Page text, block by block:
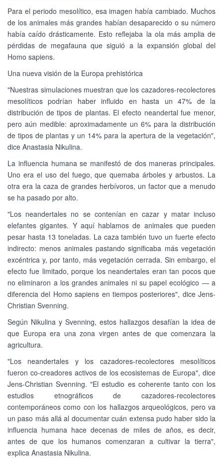
Para el periodo mesolítico, esa imagen había cambiado. Muchos
de los animales más grandes habían desaparecido o su número
había caído drásticamente. Esto reflejaba la ola más amplia de
pérdidas de megafauna que siguió a la expansión global del
Homo sapiens.
Una nueva visión de la Europa prehistórica
"Nuestras simulaciones muestran que los cazadores-recolectores
mesolíticos podrían haber influido en hasta un 47% de la
distribución de tipos de plantas. El efecto neandertal fue menor,
pero aún medible: aproximadamente un 6% para la distribución
de tipos de plantas y un 14% para la apertura de la vegetación",
dice Anastasia Nikulina.
La influencia humana se manifestó de dos maneras principales.
Uno era el uso del fuego, que quemaba árboles y arbustos. La
otra era la caza de grandes herbívoros, un factor que a menudo
se ha pasado por alto.
"Los neandertales no se contenían en cazar y matar incluso
elefantes gigantes. Y aquí hablamos de animales que pueden
pesar hasta 13 toneladas. La caza también tuvo un fuerte efecto
indirecto: menos animales pastando significaba más vegetación
excéntrica y, por tanto, más vegetación cerrada. Sin embargo, el
efecto fue limitado, porque los neandertales eran tan pocos que
no eliminaron a los grandes animales ni su papel ecológico — a
diferencia del Homo sapiens en tiempos posteriores", dice Jens-
Christian Svenning.
Según Nikulina y Svenning, estos hallazgos desafían la idea de
que Europa era una zona virgen antes de que comenzara la
agricultura.
"Los neandertales y los cazadores-recolectores mesolíticos
fueron co-creadores activos de los ecosistemas de Europa", dice
Jens-Christian Svenning. "El estudio es coherente tanto con los
estudios etnográficos de cazadores-recolectores
contemporáneos como con los hallazgos arqueológicos, pero va
un paso más allá al documentar cuán extensa pudo haber sido la
influencia humana hace decenas de miles de años, es decir,
antes de que los humanos comenzaran a cultivar la tierra",
explica Anastasia Nikulina.